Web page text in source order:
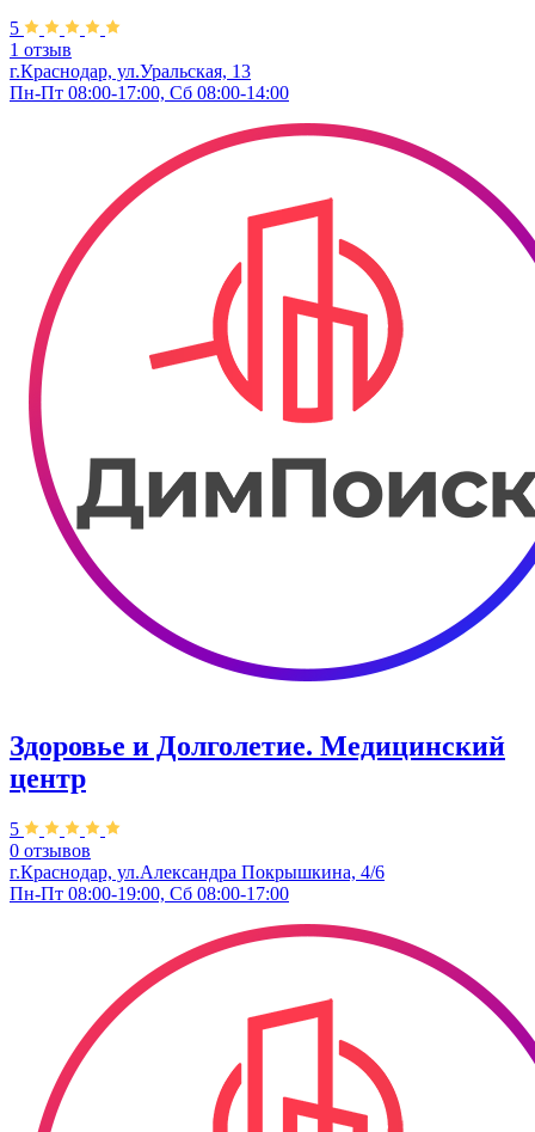
5
1 отзыв
г.Краснодар, ул.Уральская, 13
Пн-Пт 08:00-17:00, Сб 08:00-14:00
Здоровье и Долголетие. ​Медицинский
центр
5
0 отзывов
г.Краснодар, ул.Александра Покрышкина, 4/6
Пн-Пт 08:00-19:00, Сб 08:00-17:00